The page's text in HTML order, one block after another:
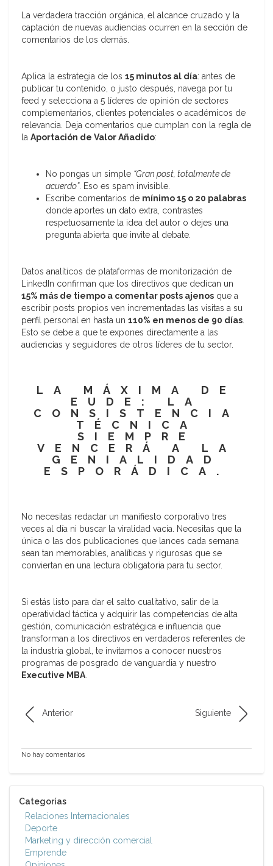
La verdadera tracción orgánica, el alcance cruzado y la
captación de nuevas audiencias ocurren en la sección de
comentarios de los demás.
Aplica la estrategia de los 15 minutos al día: antes de
publicar tu contenido, o justo después, navega por tu
feed y selecciona a 5 líderes de opinión de sectores
complementarios, clientes potenciales o académicos de
relevancia. Deja comentarios que cumplan con la regla de
la Aportación de Valor Añadido:
No pongas un simple “Gran post, totalmente de
acuerdo”. Eso es spam invisible.
Escribe comentarios de mínimo 15 o 20 palabras
donde aportes un dato extra, contrastes
respetuosamente la idea del autor o dejes una
pregunta abierta que invite al debate.
Datos analíticos de plataformas de monitorización de
LinkedIn confirman que los directivos que dedican un
15% más de tiempo a comentar posts ajenos que a
escribir posts propios ven incrementadas las visitas a su
perfil personal en hasta un 110% en menos de 90 días.
Esto se debe a que te expones directamente a las
audiencias y seguidores de otros líderes de tu sector.
LA MÁXIMA DE
EUDE: LA
CONSISTENCIA
TÉCNICA
SIEMPRE
VENCERÁ A LA
GENIALIDAD
ESPORÁDICA.
No necesitas redactar un manifiesto corporativo tres
veces al día ni buscar la viralidad vacía. Necesitas que la
única o las dos publicaciones que lances cada semana
sean tan memorables, analíticas y rigurosas que se
conviertan en una lectura obligatoria para tu sector.
Si estás listo para dar el salto cualitativo, salir de la
operatividad táctica y adquirir las competencias de alta
gestión, comunicación estratégica e influencia que
transforman a los directivos en verdaderos referentes de
la industria global, te invitamos a conocer nuestros
programas de posgrado de vanguardia y nuestro
Executive MBA.
Anterior Siguiente
No hay comentarios
Categorías
Relaciones Internacionales
Deporte
Marketing y dirección comercial
Emprende